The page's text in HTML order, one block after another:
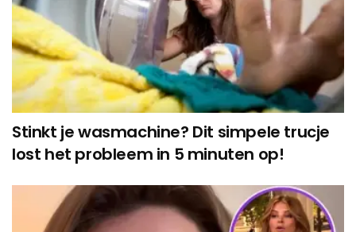
Stinkt je wasmachine? Dit simpele trucje
lost het probleem in 5 minuten op!